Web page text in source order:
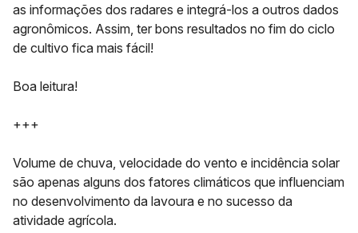
as informações dos radares e integrá-los a outros dados
agronômicos. Assim, ter bons resultados no fim do ciclo
de cultivo fica mais fácil!
Boa leitura!
+++
Volume de chuva, velocidade do vento e incidência solar
são apenas alguns dos fatores climáticos que influenciam
no desenvolvimento da lavoura e no sucesso da
atividade agrícola.